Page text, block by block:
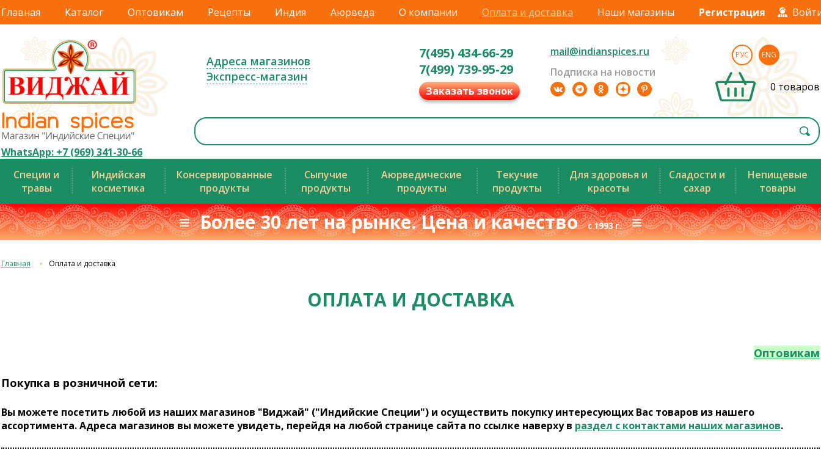
Главная Каталог Оптовикам Рецепты Индия Аюрведа О компании Оплата и доставка Наши магазины Регистрация
WhatsApp: +7 (969) 341-30-66
Адреса магазинов
Экспресс-магазин
7(495) 434-66-29
7(499) 739-95-29
Заказать звонок
mail@indianspices.ru
Подписка на новости
РУС ENG
0 товаров
Специи и
травы
Индийская
косметика
Консервированные
продукты
Сыпучие
продукты
Аюрведические
продукты
Текучие
продукты
Для здоровья и
красоты
Сладости и
сахар
Непищевые
товары
≡ Более 30 лет на рынке. Цена и качествос 1993 г.≡
Главная Оплата и доставка
ОПЛАТА И ДОСТАВКА
Оптовикам
Покупка в розничной сети:
Вы можете посетить любой из наших магазинов "Виджай" ("Индийские Специи") и осуществить покупку интересующих Вас товаров из нашего
ассортимента. Адреса магазинов вы можете увидеть, перейдя на любой странице сайта по ссылке наверху в раздел с контактами наших магазинов.